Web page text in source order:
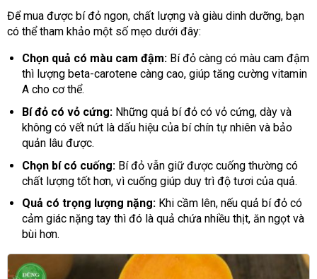
Để mua được bí đỏ ngon, chất lượng và giàu dinh dưỡng, bạn
có thể tham khảo một số mẹo dưới đây:
Chọn quả có màu cam đậm:Bí đỏ càng có màu cam đậm
thì lượng beta-carotene càng cao, giúp tăng cường vitamin
A cho cơ thể.
Bí đỏ có vỏ cứng:Những quả bí đỏ có vỏ cứng, dày và
không có vết nứt là dấu hiệu của bí chín tự nhiên và bảo
quản lâu được.
Chọn bí có cuống:Bí đỏ vẫn giữ được cuống thường có
chất lượng tốt hơn, vì cuống giúp duy trì độ tươi của quả.
Quả có trọng lượng nặng:Khi cầm lên, nếu quả bí đỏ có
cảm giác nặng tay thì đó là quả chứa nhiều thịt, ăn ngọt và
bùi hơn.